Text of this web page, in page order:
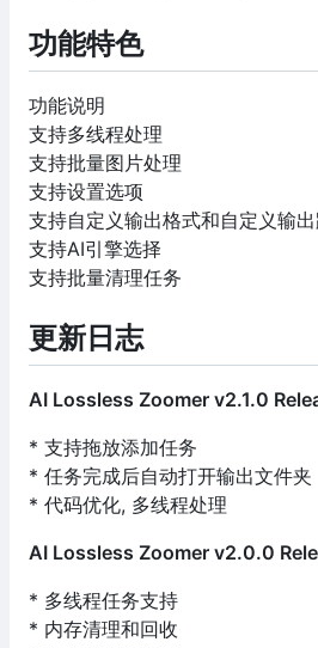
功能特色
功能说明
支持多线程处理
支持批量图片处理
支持设置选项
支持自定义输出格式和自定义输
支持AI引擎选择
支持批量清理任务
更新日志
AI Lossless Zoomer v2.1.0
* 支持拖放添加任务
* 任务完成后自动打开输出文件夹
* 代码优化, 多线程处理
AI Lossless Zoomer v2.0.0
* 多线程任务支持
* 内存清理和回收